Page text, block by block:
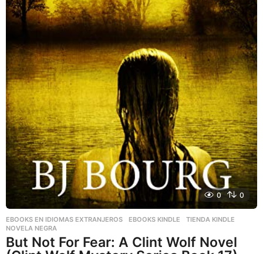
0 0
EBOOKS EN IDIOMAS EXTRANJEROS ,EBOOKS KINDLE ,TIENDA KINDLE
NOVELA NEGRA
But Not For Fear: A Clint Wolf Novel